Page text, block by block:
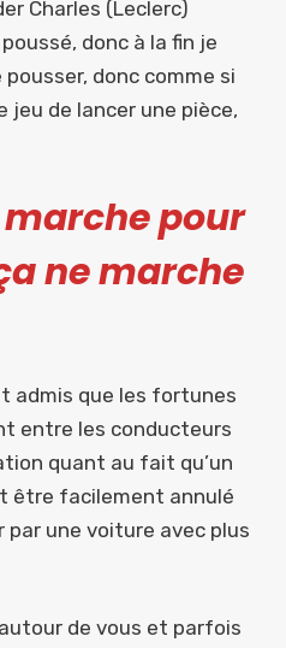
Charles (Leclerc)
donc à la fin je
pousser, donc comme si
jeu de lancer une pièce,
pour
ne marche
admis que les fortunes
entre les conducteurs
quant au fait qu’un
être facilement annulé
une voiture avec plus
de vous et parfois